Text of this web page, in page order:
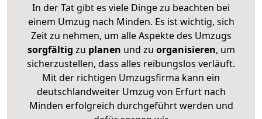
In der Tat gibt es viele Dinge zu beachten bei
einem Umzug nach Minden. Es ist wichtig, sich
Zeit zu nehmen, um alle Aspekte des Umzugs
sorgfältig zu planen und zu organisieren, um
sicherzustellen, dass alles reibungslos verläuft.
Mit der richtigen Umzugsfirma kann ein
deutschlandweiter Umzug von Erfurt nach
Minden erfolgreich durchgeführt werden und